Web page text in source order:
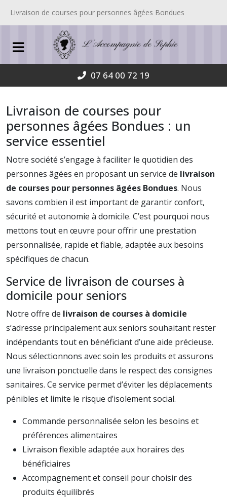
Livraison de courses pour personnes âgées Bondues
07 64 00 72 19
Livraison de courses pour
personnes âgées Bondues : un
service essentiel
Notre société s’engage à faciliter le quotidien des
personnes âgées en proposant un service de livraison
de courses pour personnes âgées Bondues. Nous
savons combien il est important de garantir confort,
sécurité et autonomie à domicile. C’est pourquoi nous
mettons tout en œuvre pour offrir une prestation
personnalisée, rapide et fiable, adaptée aux besoins
spécifiques de chacun.
Service de livraison de courses à
domicile pour seniors
Notre offre de livraison de courses à domicile
s’adresse principalement aux seniors souhaitant rester
indépendants tout en bénéficiant d’une aide précieuse.
Nous sélectionnons avec soin les produits et assurons
une livraison ponctuelle dans le respect des consignes
sanitaires. Ce service permet d’éviter les déplacements
pénibles et limite le risque d’isolement social.
Commande personnalisée selon les besoins et
préférences alimentaires
Livraison flexible adaptée aux horaires des
bénéficiaires
Accompagnement et conseil pour choisir des
produits équilibrés